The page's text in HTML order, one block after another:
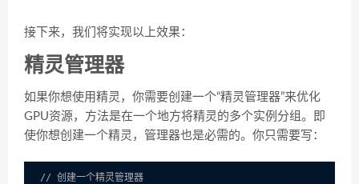
接下来，我们将实现以上效果：
精灵管理器
如果你想使用精灵，你需要创建一个“精灵管理器”来优化
GPU资源，方法是在一个地方将精灵的多个实例分组。即
使你想创建一个精灵，管理器也是必需的。你只需要写：
// 创建一个精灵管理器